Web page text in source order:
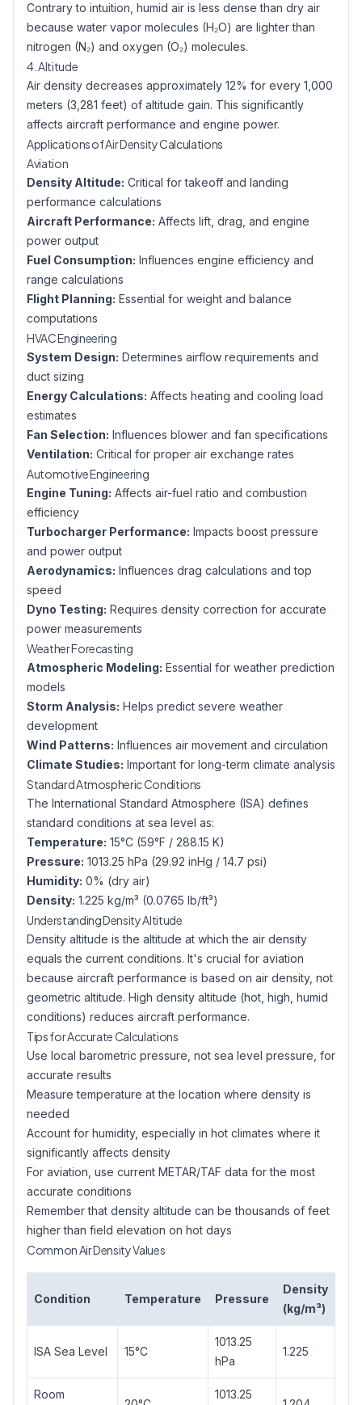
Contrary to intuition, humid air is less dense than dry air
because water vapor molecules (H₂O) are lighter than
nitrogen (N₂) and oxygen (O₂) molecules.
4. Altitude
Air density decreases approximately 12% for every 1,000
meters (3,281 feet) of altitude gain. This significantly
affects aircraft performance and engine power.
Applications of Air Density Calculations
Aviation
Density Altitude: Critical for takeoff and landing
performance calculations
Aircraft Performance: Affects lift, drag, and engine
power output
Fuel Consumption: Influences engine efficiency and
range calculations
Flight Planning: Essential for weight and balance
computations
HVAC Engineering
System Design: Determines airflow requirements and
duct sizing
Energy Calculations: Affects heating and cooling load
estimates
Fan Selection: Influences blower and fan specifications
Ventilation: Critical for proper air exchange rates
Automotive Engineering
Engine Tuning: Affects air-fuel ratio and combustion
efficiency
Turbocharger Performance: Impacts boost pressure
and power output
Aerodynamics: Influences drag calculations and top
speed
Dyno Testing: Requires density correction for accurate
power measurements
Weather Forecasting
Atmospheric Modeling: Essential for weather prediction
models
Storm Analysis: Helps predict severe weather
development
Wind Patterns: Influences air movement and circulation
Climate Studies: Important for long-term climate analysis
Standard Atmospheric Conditions
The International Standard Atmosphere (ISA) defines
standard conditions at sea level as:
Temperature: 15°C (59°F / 288.15 K)
Pressure: 1013.25 hPa (29.92 inHg / 14.7 psi)
Humidity: 0% (dry air)
Density: 1.225 kg/m³ (0.0765 lb/ft³)
Understanding Density Altitude
Density altitude is the altitude at which the air density
equals the current conditions. It's crucial for aviation
because aircraft performance is based on air density, not
geometric altitude. High density altitude (hot, high, humid
conditions) reduces aircraft performance.
Tips for Accurate Calculations
Use local barometric pressure, not sea level pressure, for
accurate results
Measure temperature at the location where density is
needed
Account for humidity, especially in hot climates where it
significantly affects density
For aviation, use current METAR/TAF data for the most
accurate conditions
Remember that density altitude can be thousands of feet
higher than field elevation on hot days
Common Air Density Values
Condition Temperature Pressure
Density
(kg/m³)
ISA Sea Level 15°C
1013.25
hPa
1.225
Room 1013.25